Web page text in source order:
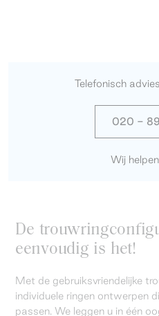
Telefonisch
020 -
Wij
De
eenvoudig is het!
Met de gebruiksvriendelijke
individuele ringen ontwerpen
passen. We leggen u in één